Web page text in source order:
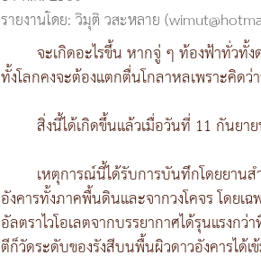
รายงานโดย: วิมุติ วสะหลาย
จะเกิดอะไรขึ้น หากจู่ ๆ ท้องฟ้าทั่วทั้
ทั้งโลกคงจะต้องแตกตื่นโกลาหลเพราะคิด
สิ่งนี้ได้เกิดขึ้นแล้วเมื่อวันที่ 11 กันยา
เหตุการณ์นี้ได้รับการบันทึกโดยยาน
อังคารทั้งภาคพื้นดินและจากวงโคจร โดยเ
อัลตราไวโอเลตจากบรรยากาศได้รุนแรงก
ตีก็วัดระดับของรังสีบนพื้นผิวดาวอังคารได้